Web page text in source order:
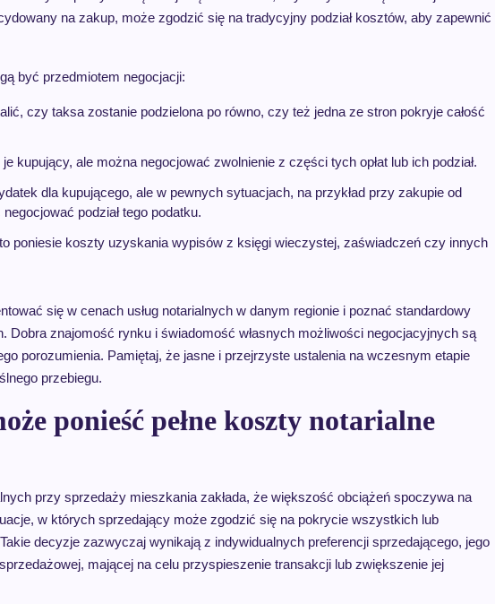
na zakup, może zgodzić się na tradycyjny podział kosztów, aby zapewnić
być przedmiotem negocjacji:
czy taksa zostanie podzielona po równo, czy też jedna ze stron pokryje całość
kupujący, ale można negocjować zwolnienie z części tych opłat lub ich podział.
dla kupującego, ale w pewnych sytuacjach, na przykład przy zakupie od
podział tego podatku.
poniesie koszty uzyskania wypisów z księgi wieczystej, zaświadczeń czy innych
się w cenach usług notarialnych w danym regionie i poznać standardowy
Dobra znajomość rynku i świadomość własnych możliwości negocjacyjnych są
porozumienia. Pamiętaj, że jasne i przejrzyste ustalenia na wczesnym etapie
przebiegu.
ponieść pełne koszty notarialne
przy sprzedaży mieszkania zakłada, że większość obciążeń spoczywa na
w których sprzedający może zgodzić się na pokrycie wszystkich lub
decyzje zazwyczaj wynikają z indywidualnych preferencji sprzedającego, jego
mającej na celu przyspieszenie transakcji lub zwiększenie jej